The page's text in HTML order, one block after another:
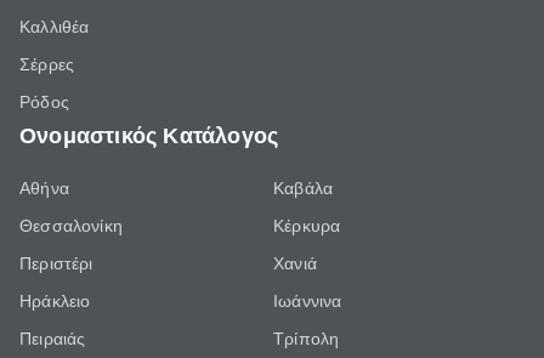
Καλλιθέα
Σέρρες
Ρόδος
Ονομαστικός Κατάλογος
Αθήνα
Θεσσαλονίκη
Περιστέρι
Ηράκλειο
Πειραιάς
Καβάλα
Κέρκυρα
Χανιά
Ιωάννινα
Τρίπολη